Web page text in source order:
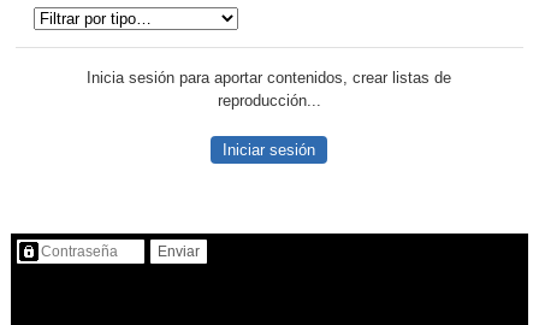
Inicia sesión para aportar contenidos, crear listas de
reproducción...
Iniciar sesión
Contenido protegido…